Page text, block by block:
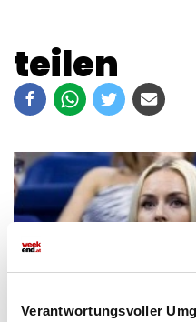
Verantwortungsvoller
teilen